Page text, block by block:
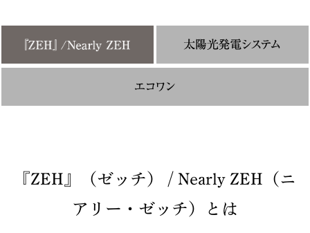
『ZEH』（ゼッチ） / Nearly ZEH（ニ
アリー・ゼッチ）とは